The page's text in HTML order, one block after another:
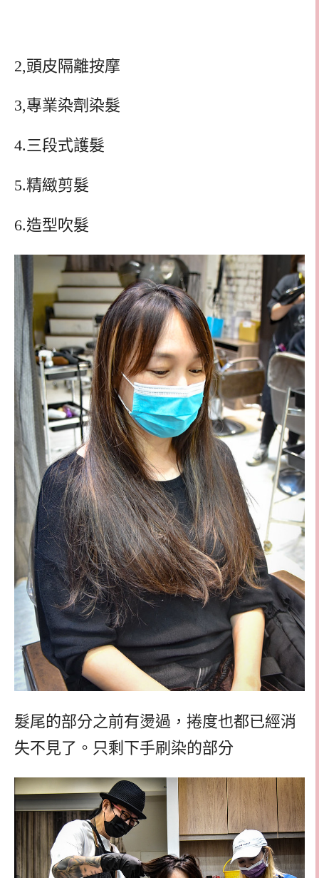
2,頭皮隔離按摩
3,專業染劑染髮
4.三段式護髮
5.精緻剪髮
6.造型吹髮
髮尾的部分之前有燙過，捲度也都已經消
失不見了。只剩下手刷染的部分